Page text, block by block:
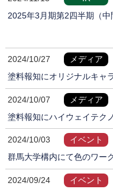
2025年3月期第2四半期（中
2024/10/27
メディア
塗料報知にオリジナルキャ
2024/10/07
メディア
塗料報知にハイウェイテク
2024/10/03
イベント
群馬大学構内にて色のワー
2024/09/24
イベント